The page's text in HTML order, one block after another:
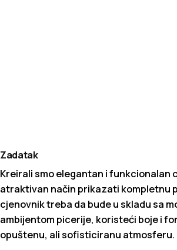
Zadatak
Kreirali smo elegantan i funkcionalan
atraktivan način prikazati kompletnu
cjenovnik treba da bude u skladu sa
ambijentom picerije, koristeći boje i
opuštenu, ali sofisticiranu atmosferu.